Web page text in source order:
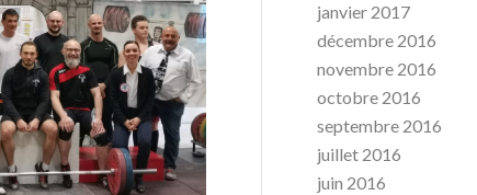
janvier 2017
décembre 2016
novembre 2016
octobre 2016
septembre 2016
juillet 2016
juin 2016